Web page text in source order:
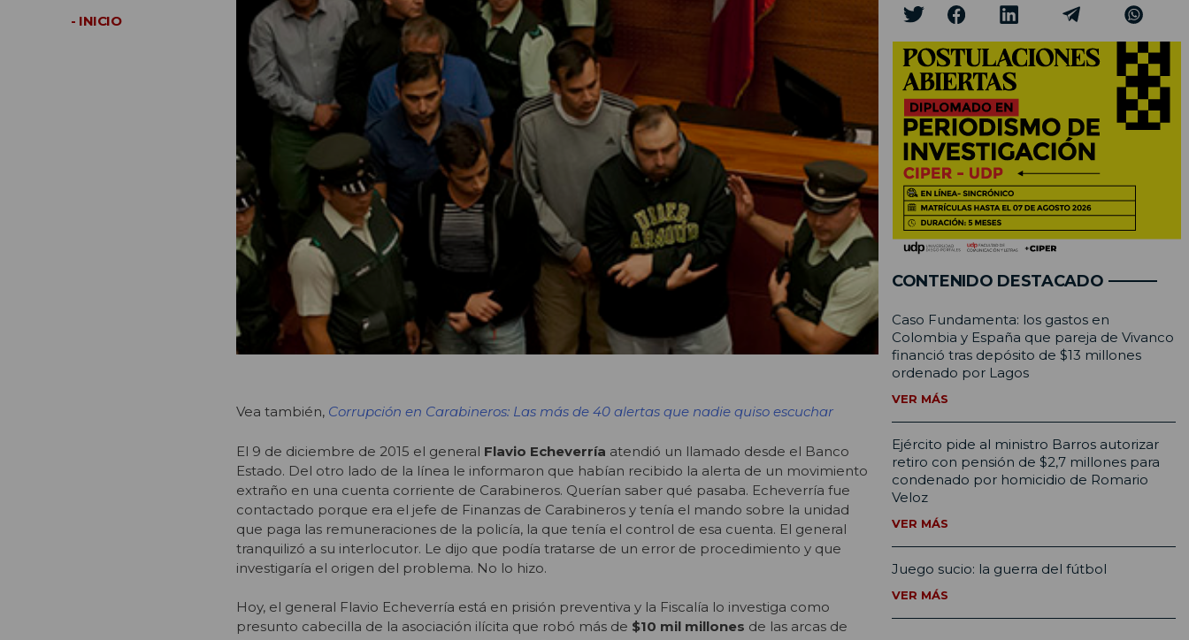
- INICIO
Vea también, Corrupción en Carabineros: Las más de 40 alertas que nadie quiso escuchar
El 9 de diciembre de 2015 el general Flavio Echeverría atendió un llamado desde el Banco
Estado. Del otro lado de la línea le informaron que habían recibido la alerta de un movimiento
extraño en una cuenta corriente de Carabineros. Querían saber qué pasaba. Echeverría fue
contactado porque era el jefe de Finanzas de Carabineros y tenía el mando sobre la unidad
que paga las remuneraciones de la policía, la que tenía el control de esa cuenta. El general
tranquilizó a su interlocutor. Le dijo que podía tratarse de un error de procedimiento y que
investigaría el origen del problema. No lo hizo.
Hoy, el general Flavio Echeverría está en prisión preventiva y la Fiscalía lo investiga como
presunto cabecilla de la asociación ilícita que robó más de $10 mil millones de las arcas de
CONTENIDO DESTACADO
Caso Fundamenta: los gastos en
Colombia y España que pareja de Vivanco
financió tras depósito de $13 millones
ordenado por Lagos
VER MÁS
Ejército pide al ministro Barros autorizar
retiro con pensión de $2,7 millones para
condenado por homicidio de Romario
Veloz
VER MÁS
Juego sucio: la guerra del fútbol
VER MÁS